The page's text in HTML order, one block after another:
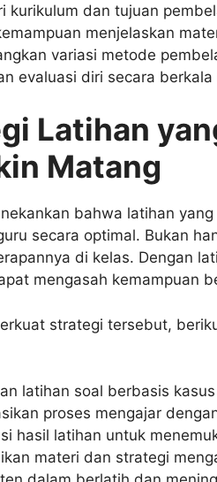
kurikulum dan tujuan
menjelaskan
variasi metode
evaluasi diri secara
Latihan
Matang
bahwa latihan
secara optimal. Bukan
di kelas. Dengan
mengasah kemampuan
strategi tersebut,
latihan soal berbasis
proses mengajar
hasil latihan untuk
materi dan strategi